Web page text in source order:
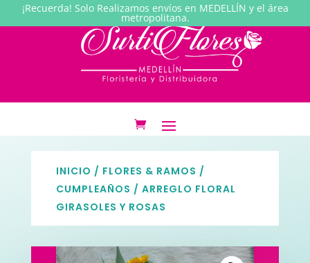
¡Recuerda! Solo Realizamos envíos en MEDELLÍN y el área
metropolitana.
INICIO / FLORES & RAMOS /
CUMPLEAÑOS / ARREGLO FLORAL
GIRASOLES Y ROSAS